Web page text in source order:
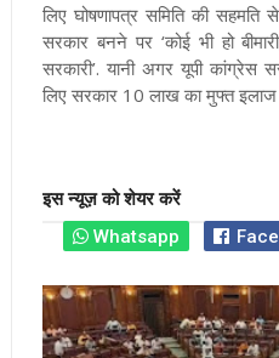
लिए घोषणापत्र समिति की सहमति
सरकार बनने पर ‘कोई भी हो
सरकारी’. यानी अगर यूपी कांग्रेस
लिए सरकार 10 लाख का मुफ्त इलाज
इस न्यूज़ को शेयर करें
Whatsapp